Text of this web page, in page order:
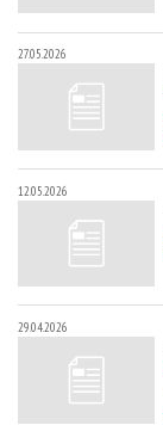
27.05.2026
12.05.2026
29.04.2026